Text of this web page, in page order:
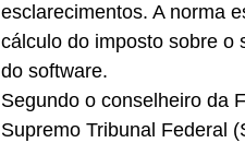
esclarecimentos. A norma
cálculo do imposto sobre o
do software.
Segundo o conselheiro da
Supremo Tribunal Federal